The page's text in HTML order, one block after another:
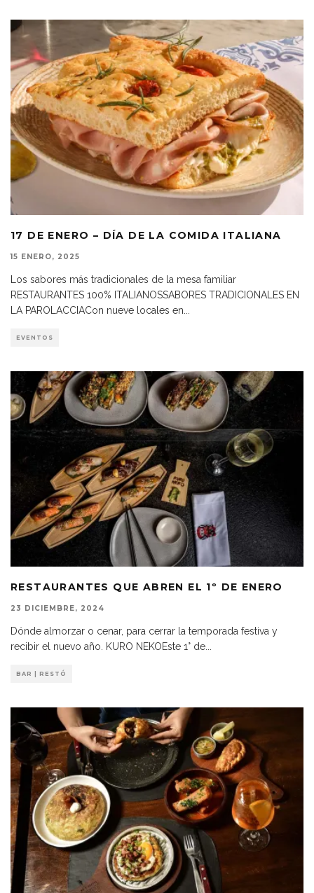
17 DE ENERO – DÍA DE LA COMIDA ITALIANA
15 ENERO, 2025
Los sabores más tradicionales de la mesa familiar
RESTAURANTES 100% ITALIANOSSABORES TRADICIONALES EN
LA PAROLACCIACon nueve locales en
EVENTOS
RESTAURANTES QUE ABREN EL 1º DE ENERO
23 DICIEMBRE, 2024
Dónde almorzar o cenar, para cerrar la temporada festiva y
recibir el nuevo año. KURO NEKOEste 1° de
BAR | RESTÓ